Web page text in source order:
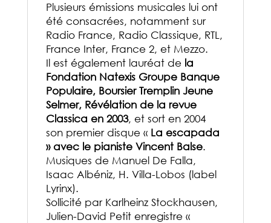
Plusieurs émissions musicales lui ont
été consacrées, notamment sur
Radio France, Radio Classique, RTL,
France Inter, France 2, et Mezzo.
Il est également lauréat dela
Fondation Natexis Groupe Banque
Populaire, Boursier Tremplin Jeune
Selmer, Révélation de la revue
Classica en 2003, et sort en 2004
son premier disque «La escapada
» avec le pianiste Vincent Balse.
Musiques de Manuel De Falla,
Isaac Albéniz, H. Villa-Lobos (label
Lyrinx).
Sollicité par Karlheinz Stockhausen,
Julien-David Petit enregistre «